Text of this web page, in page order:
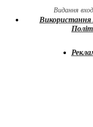
Видання
Використання